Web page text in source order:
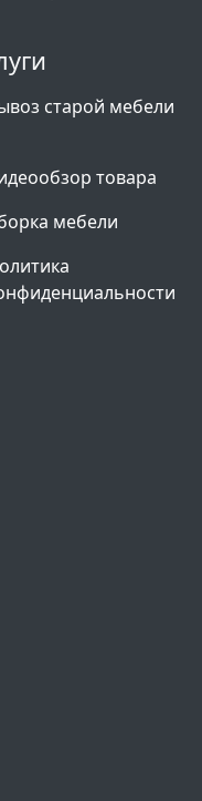
старой мебели
товара
мебели